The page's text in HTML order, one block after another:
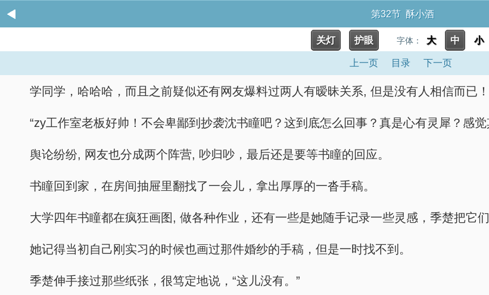
第32节 酥小酒
关灯 护眼 字体： 大 中 小
上一页 目录 下一页
学同学，哈哈哈，而且之前疑似还有网友爆料过两人有暧昧关系, 但是没有人相信而已！
“zy工作室老板好帅！不会卑鄙到抄袭沈书瞳吧？这到底怎么回事？真是心有灵犀？感觉
舆论纷纷, 网友也分成两个阵营, 吵归吵，最后还是要等书瞳的回应。
书瞳回到家，在房间抽屉里翻找了一会儿，拿出厚厚的一沓手稿。
大学四年书瞳都在疯狂画图, 做各种作业，还有一些是她随手记录一些灵感，季楚把它
她记得当初自己刚实习的时候也画过那件婚纱的手稿，但是一时找不到。
季楚伸手接过那些纸张，很笃定地说，“这儿没有。”